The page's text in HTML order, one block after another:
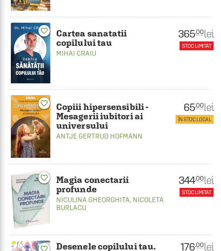
favorite_border
Cartea sanatatii
copilului tau
MIHAI CRAIU
365.00 lei
STOC LIMITAT
favorite_border
Copiii hipersensibili -
Mesagerii iubitori ai
universului
ANTJE GERTRUD HOFMANN
65.00 lei
ÎN STOC LOCAL
favorite_border
Magia conectarii
profunde
NICULINA GHEORGHITA, NICOLETA
BURLACU
344.00 lei
STOC LIMITAT
favorite_border
Desenele copilului tau.
176.00 lei